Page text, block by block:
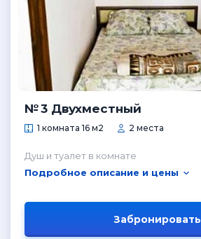
№ 3 Двухместный
1 комната 16 м2 2 места
Душ и туалет в комнате
Подробное описание и цены
Забронировать